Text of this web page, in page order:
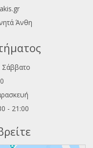
Άνθη
Σάββατο
- 21:00